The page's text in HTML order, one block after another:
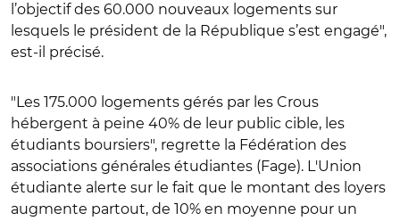
l’objectif des 60.000 nouveaux logements sur
lesquels le président de la République s’est engagé",
est-il précisé.
"Les 175.000 logements gérés par les Crous
hébergent à peine 40% de leur public cible, les
étudiants boursiers", regrette la Fédération des
associations générales étudiantes (Fage). L'Union
étudiante alerte sur le fait que le montant des loyers
augmente partout, de 10% en moyenne pour un